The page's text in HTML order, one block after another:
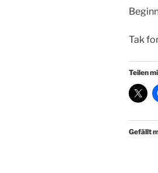
Tak
Teilen
Gefällt